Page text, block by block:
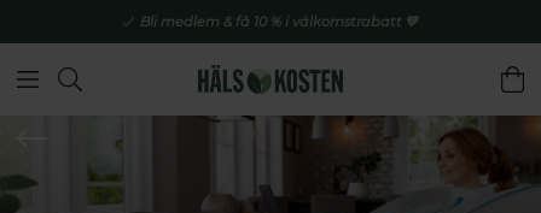
Bli medlem & få 10 % i välkomstrabatt 💚